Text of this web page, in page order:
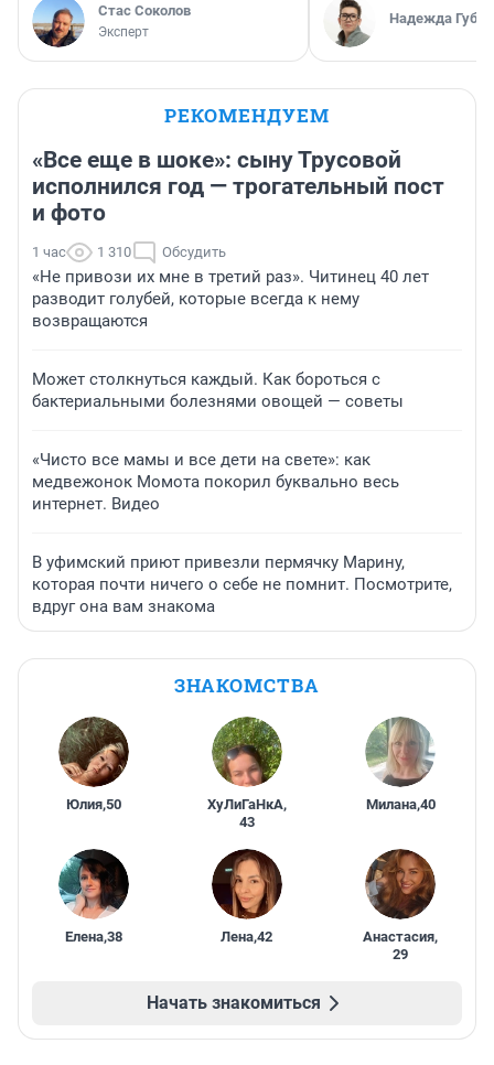
Стас Соколов
Эксперт
Надежда
РЕКОМЕНДУЕМ
«Все еще в шоке»: сыну Трусовой
исполнился год — трогательный пост
и фото
1 час 1 310 Обсудить
«Не привози их мне в третий раз». Читинец 40 лет
разводит голубей, которые всегда к нему
возвращаются
Может столкнуться каждый. Как бороться с
бактериальными болезнями овощей — советы
«Чисто все мамы и все дети на свете»: как
медвежонок Момота покорил буквально весь
интернет. Видео
В уфимский приют привезли пермячку Марину,
которая почти ничего о себе не помнит. Посмотрите,
вдруг она вам знакома
ЗНАКОМСТВА
Юлия,50 ХуЛиГаНкА,
43
Милана,40
Елена,38 Лена,42 Анастасия,
29
Начать знакомиться